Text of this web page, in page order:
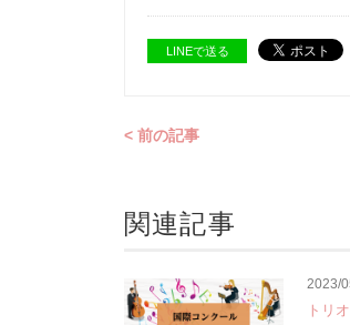
LINEで送る
< 前の記事
関連記事
2023/
トリ